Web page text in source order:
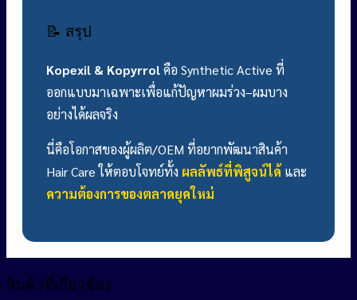
📝 สรุป
Kopexil & Kopyrrolคือ Synthetic Active ที่
ออกแบบมาเฉพาะเพื่อแก้ปัญหาผมร่วง–ผมบาง
อย่างได้ผลจริง
นี่คือโอกาสของผู้ผลิต/OEM ที่อยากพัฒนาสินค้า
Hair Care ให้ตอบโจทย์ทั้ง ผลลัพธ์ที่พิสูจน์ได้ และ
ความต้องการของตลาดยุคใหม่
สินค้าที่เกี่ยวข้อง